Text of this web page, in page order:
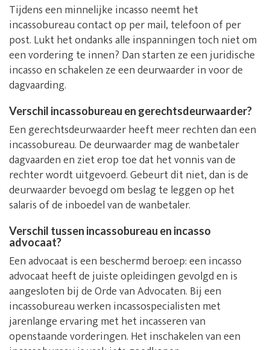
Tijdens een minnelijke incasso neemt het
incassobureau contact op per mail, telefoon of per
post. Lukt het ondanks alle inspanningen toch niet om
een vordering te innen? Dan starten ze een juridische
incasso en schakelen ze een deurwaarder in voor de
dagvaarding.
Verschil incassobureau en gerechtsdeurwaarder?
Een gerechtsdeurwaarder heeft meer rechten dan een
incassobureau. De deurwaarder mag de wanbetaler
dagvaarden en ziet erop toe dat het vonnis van de
rechter wordt uitgevoerd. Gebeurt dit niet, dan is de
deurwaarder bevoegd om beslag te leggen op het
salaris of de inboedel van de wanbetaler.
Verschil tussen incassobureau en incasso
advocaat?
Een advocaat is een beschermd beroep: een incasso
advocaat heeft de juiste opleidingen gevolgd en is
aangesloten bij de Orde van Advocaten. Bij een
incassobureau werken incassospecialisten met
jarenlange ervaring met het incasseren van
openstaande vorderingen. Het inschakelen van een